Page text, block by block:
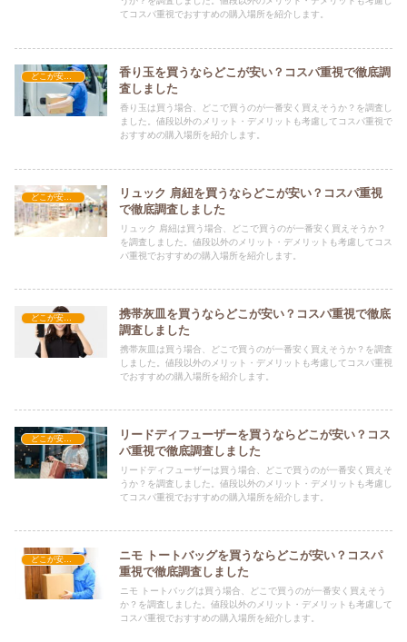
てコスパ重視でおすすめの購入場所を紹介します。
どこが安い？-雑貨
香り玉を買うならどこが安い？コスパ重視で徹底調
査しました
香り玉は買う場合、どこで買うのが一番安く買えそうか？を調査し
ました。値段以外のメリット・デメリットも考慮してコスパ重視で
おすすめの購入場所を紹介します。
どこが安い？-雑貨
リュック 肩紐を買うならどこが安い？コスパ重視
で徹底調査しました
リュック 肩紐は買う場合、どこで買うのが一番安く買えそうか？
を調査しました。値段以外のメリット・デメリットも考慮してコス
パ重視でおすすめの購入場所を紹介します。
どこが安い？-雑貨
携帯灰皿を買うならどこが安い？コスパ重視で徹底
調査しました
携帯灰皿は買う場合、どこで買うのが一番安く買えそうか？を調査
しました。値段以外のメリット・デメリットも考慮してコスパ重視
でおすすめの購入場所を紹介します。
どこが安い？-雑貨
リードディフューザーを買うならどこが安い？コス
パ重視で徹底調査しました
リードディフューザーは買う場合、どこで買うのが一番安く買えそ
うか？を調査しました。値段以外のメリット・デメリットも考慮し
てコスパ重視でおすすめの購入場所を紹介します。
どこが安い？-雑貨
ニモ トートバッグを買うならどこが安い？コスパ
重視で徹底調査しました
ニモ トートバッグは買う場合、どこで買うのが一番安く買えそう
か？を調査しました。値段以外のメリット・デメリットも考慮して
コスパ重視でおすすめの購入場所を紹介します。